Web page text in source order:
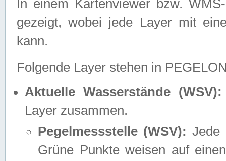
In einem Kartenviewer bzw.
gezeigt, wobei jede Layer mit
kann.
Folgende Layer stehen in
Aktuelle Wasserstände (WSV):
Layer zusammen.
Pegelmessstelle (WSV): Jede
Grüne Punkte weisen auf